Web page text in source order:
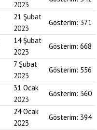
2023
21 Şubat
2023
Gösterim: 371
14 Şubat
2023
Gösterim: 668
7 Şubat
2023
Gösterim: 556
31 Ocak
2023
Gösterim: 360
24 Ocak
2023
Gösterim: 394